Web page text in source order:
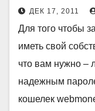
ДЕК 17, 2011
Для того чтобы
иметь свой
что вам нужно –
надежным
кошелек